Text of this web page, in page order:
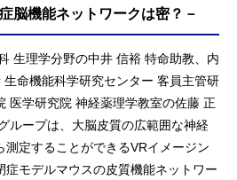
脳機能ネットワークは密？－
生理学分野の中井 信裕 特命助教、内
命機能科学研究センター 客員主管研
医学研究院 神経薬理学教室の佐藤 正
ループは、大脳皮質の広範囲な神経
測定することができるVRイメージン
症モデルマウスの皮質機能ネットワー